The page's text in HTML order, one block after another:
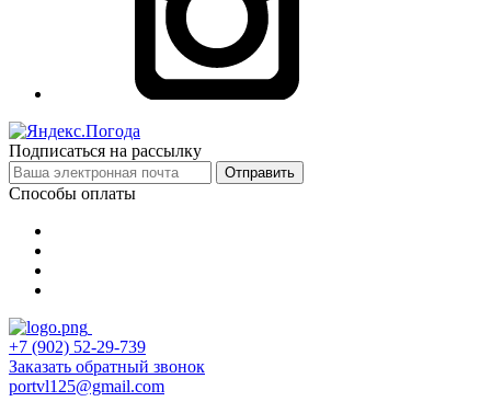
Подписаться на рассылку
Отправить
Способы оплаты
+7 (902) 52-29-739
Заказать обратный звонок
portvl125@gmail.com